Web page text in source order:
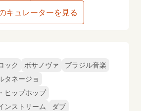
ック ボサノヴァ
ブラジル音楽
タネージョ
ヒップホップ
ンストリーム
ダブ
キュレーターを見る